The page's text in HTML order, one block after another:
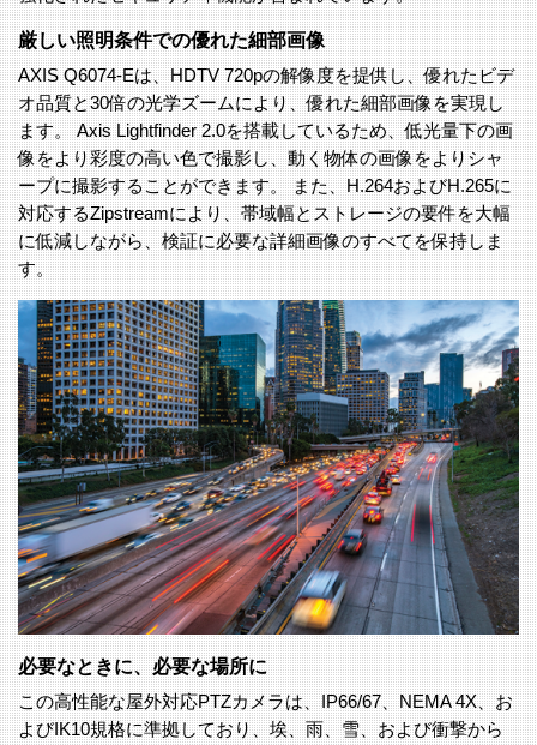
厳しい照明条件での優れた細部画像
AXIS Q6074-Eは、HDTV 720pの解像度を提供し、優れたビデ
オ品質と30倍の光学ズームにより、優れた細部画像を実現し
ます。 Axis Lightfinder 2.0を搭載しているため、低光量下の画
像をより彩度の高い色で撮影し、動く物体の画像をよりシャ
ープに撮影することができます。 また、H.264およびH.265に
対応するZipstreamにより、帯域幅とストレージの要件を大幅
に低減しながら、検証に必要な詳細画像のすべてを保持しま
す。
必要なときに、必要な場所に
この高性能な屋外対応PTZカメラは、IP66/67、NEMA 4X、お
よびIK10規格に準拠しており、埃、雨、雪、および衝撃から